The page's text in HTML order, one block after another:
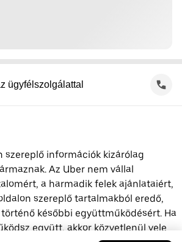
ügyfélszolgálattal
szereplő információk kizárólag
Az Uber nem vállal
a harmadik felek ajánlataiért,
szereplő tartalmakból eredő,
későbbi együttműködésért. Ha
együtt, akkor közvetlenül vele